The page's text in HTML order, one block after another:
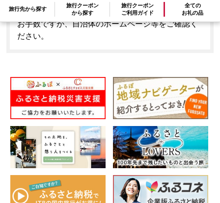
旅行先から探す
旅行クーポン
から探す
旅行クーポン
ご利用ガイド
全ての
お礼の品
はできません。
お手数ですが、自治体のホームページ等をご確認く
ださい。